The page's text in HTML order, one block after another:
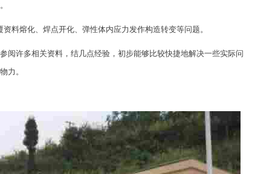
料熔化、焊点开化、弹性体内应力发作构造转变等问题。
阅许多相关资料，结几点经验，初步能够比较快捷地解决一些实际问
力。